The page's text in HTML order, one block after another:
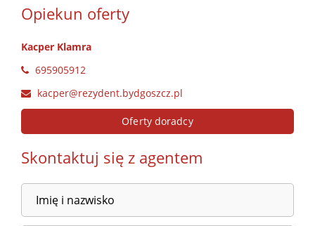
Opiekun oferty
Kacper Klamra
695905912
kacper@rezydent.bydgoszcz.pl
Oferty doradcy
Skontaktuj się z agentem